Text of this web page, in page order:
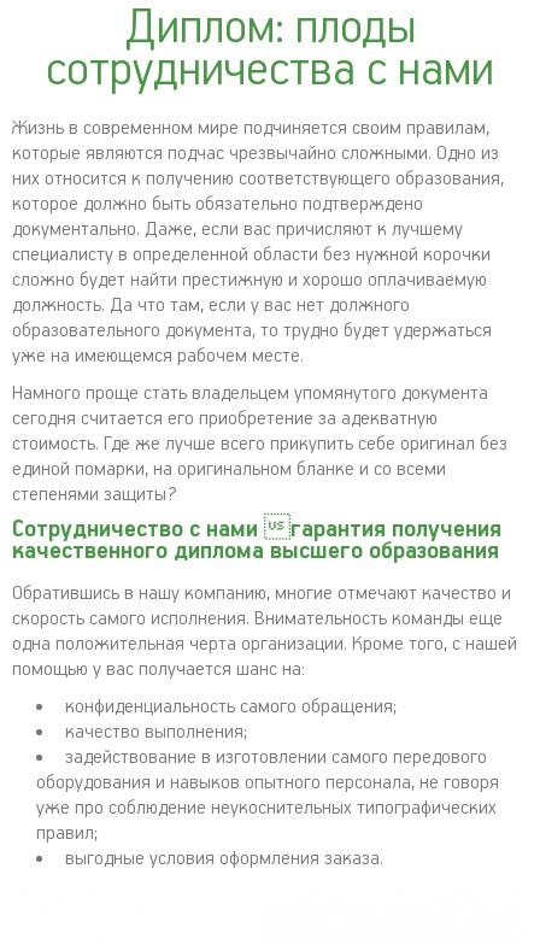
Диплом: плоды
сотрудничества с нами
Жизнь в современном мире подчиняется своим правилам,
которые являются подчас чрезвычайно сложными. Одно из
них относится к получению соответствующего образования,
которое должно быть обязательно подтверждено
документально. Даже, если вас причисляют к лучшему
специалисту в определенной области без нужной корочки
сложно будет найти престижную и хорошо оплачиваемую
должность. Да что там, если у вас нет должного
образовательного документа, то трудно будет удержаться
уже на имеющемся рабочем месте.
Намного проще стать владельцем упомянутого документа
сегодня считается его приобретение за адекватную
стоимость. Где же лучше всего прикупить себе оригинал без
единой помарки, на оригинальном бланке и со всеми
степенями защиты?
Сотрудничество с нами гарантия получения
качественного диплома высшего образования
Обратившись в нашу компанию, многие отмечают качество и
скорость самого исполнения. Внимательность команды еще
одна положительная черта организации. Кроме того, с нашей
помощью у вас получается шанс на:
конфиденциальность самого обращения;
качество выполнения;
задействование в изготовлении самого передового
оборудования и навыков опытного персонала, не говоря
уже про соблюдение неукоснительных типографических
правил;
выгодные условия оформления заказа.